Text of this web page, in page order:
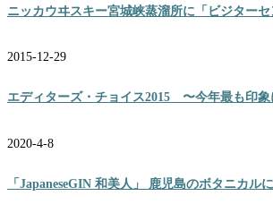
ニッカウヰスキー宮城峡蒸溜所に「ビジター
2015-12-29
エディターズ・チョイス2015 〜今年最も印
2020-4-8
「JapaneseGIN 和美人」 鹿児島のボタニカ